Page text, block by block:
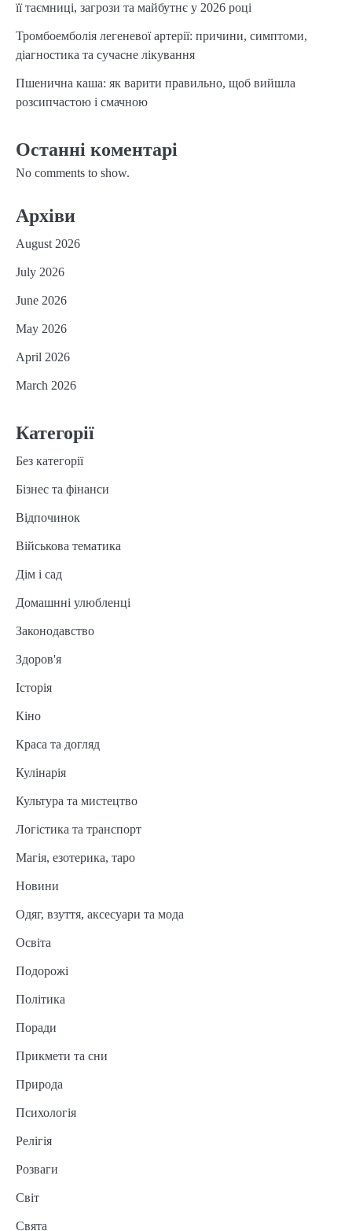
її таємниці, загрози та майбутнє у 2026 році
Тромбоемболія легеневої артерії: причини, симптоми,
діагностика та сучасне лікування
Пшенична каша: як варити правильно, щоб вийшла
розсипчастою і смачною
Останні коментарі
No comments to show.
Архіви
August 2026
July 2026
June 2026
May 2026
April 2026
March 2026
Категорії
Без категорії
Бізнес та фінанси
Відпочинок
Військова тематика
Дім і сад
Домашнні улюбленці
Законодавство
Здоров'я
Історія
Кіно
Краса та догляд
Кулінарія
Культура та мистецтво
Логістика та транспорт
Магія, езотерика, таро
Новини
Одяг, взуття, аксесуари та мода
Освіта
Подорожі
Політика
Поради
Прикмети та сни
Природа
Психологія
Релігія
Розваги
Світ
Свята